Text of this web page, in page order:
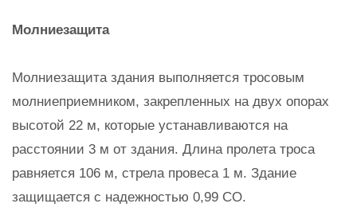
Молниезащита
Молниезащита здания выполняется тросовым
молниеприемником, закрепленных на двух опорах
высотой 22 м, которые устанавливаются на
расстоянии 3 м от здания. Длина пролета троса
равняется 106 м, стрела провеса 1 м. Здание
защищается с надежностью 0,99 СО.